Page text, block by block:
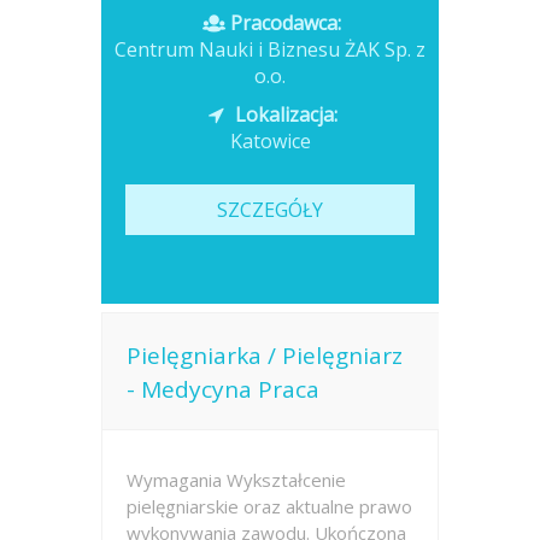
Opublikowano: dzisiajPracodawca:
Centrum Nauki i Biznesu ŻAK Sp. z
o.o.
Lokalizacja:
Katowice
SZCZEGÓŁY
Pielęgniarka / Pielęgniarz
- Medycyna Praca
Wymagania Wykształcenie
pielęgniarskie oraz aktualne prawo
wykonywania zawodu. Ukończona